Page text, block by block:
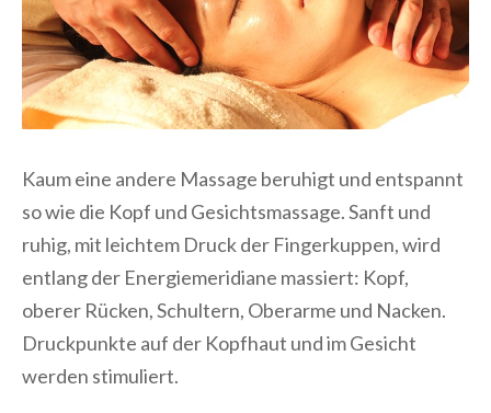
Kaum eine andere Massage beruhigt und entspannt
so wie die Kopf und Gesichtsmassage. Sanft und
ruhig, mit leichtem Druck der Fingerkuppen, wird
entlang der Energiemeridiane massiert: Kopf,
oberer Rücken, Schultern, Oberarme und Nacken.
Druckpunkte auf der Kopfhaut und im Gesicht
werden stimuliert.